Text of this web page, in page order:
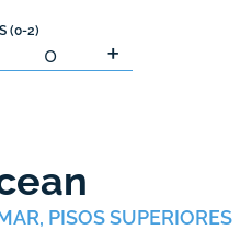
(0-2)
+
PISOS SUPERIORES